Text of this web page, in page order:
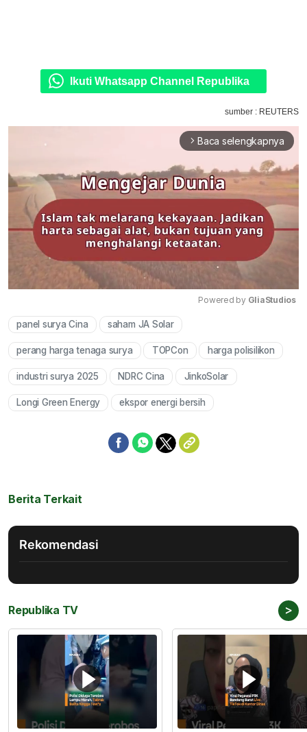
Ikuti Whatsapp Channel Republika
sumber : REUTERS
arrow_forward_ios Baca selengkapnya
Powered by GliaStudios
panel surya Cina saham JA Solar
perang harga tenaga surya TOPCon harga polisilikon
industri surya 2025 NDRC Cina JinkoSolar
Longi Green Energy ekspor energi bersih
Berita Terkait
Rekomendasi
Republika TV >